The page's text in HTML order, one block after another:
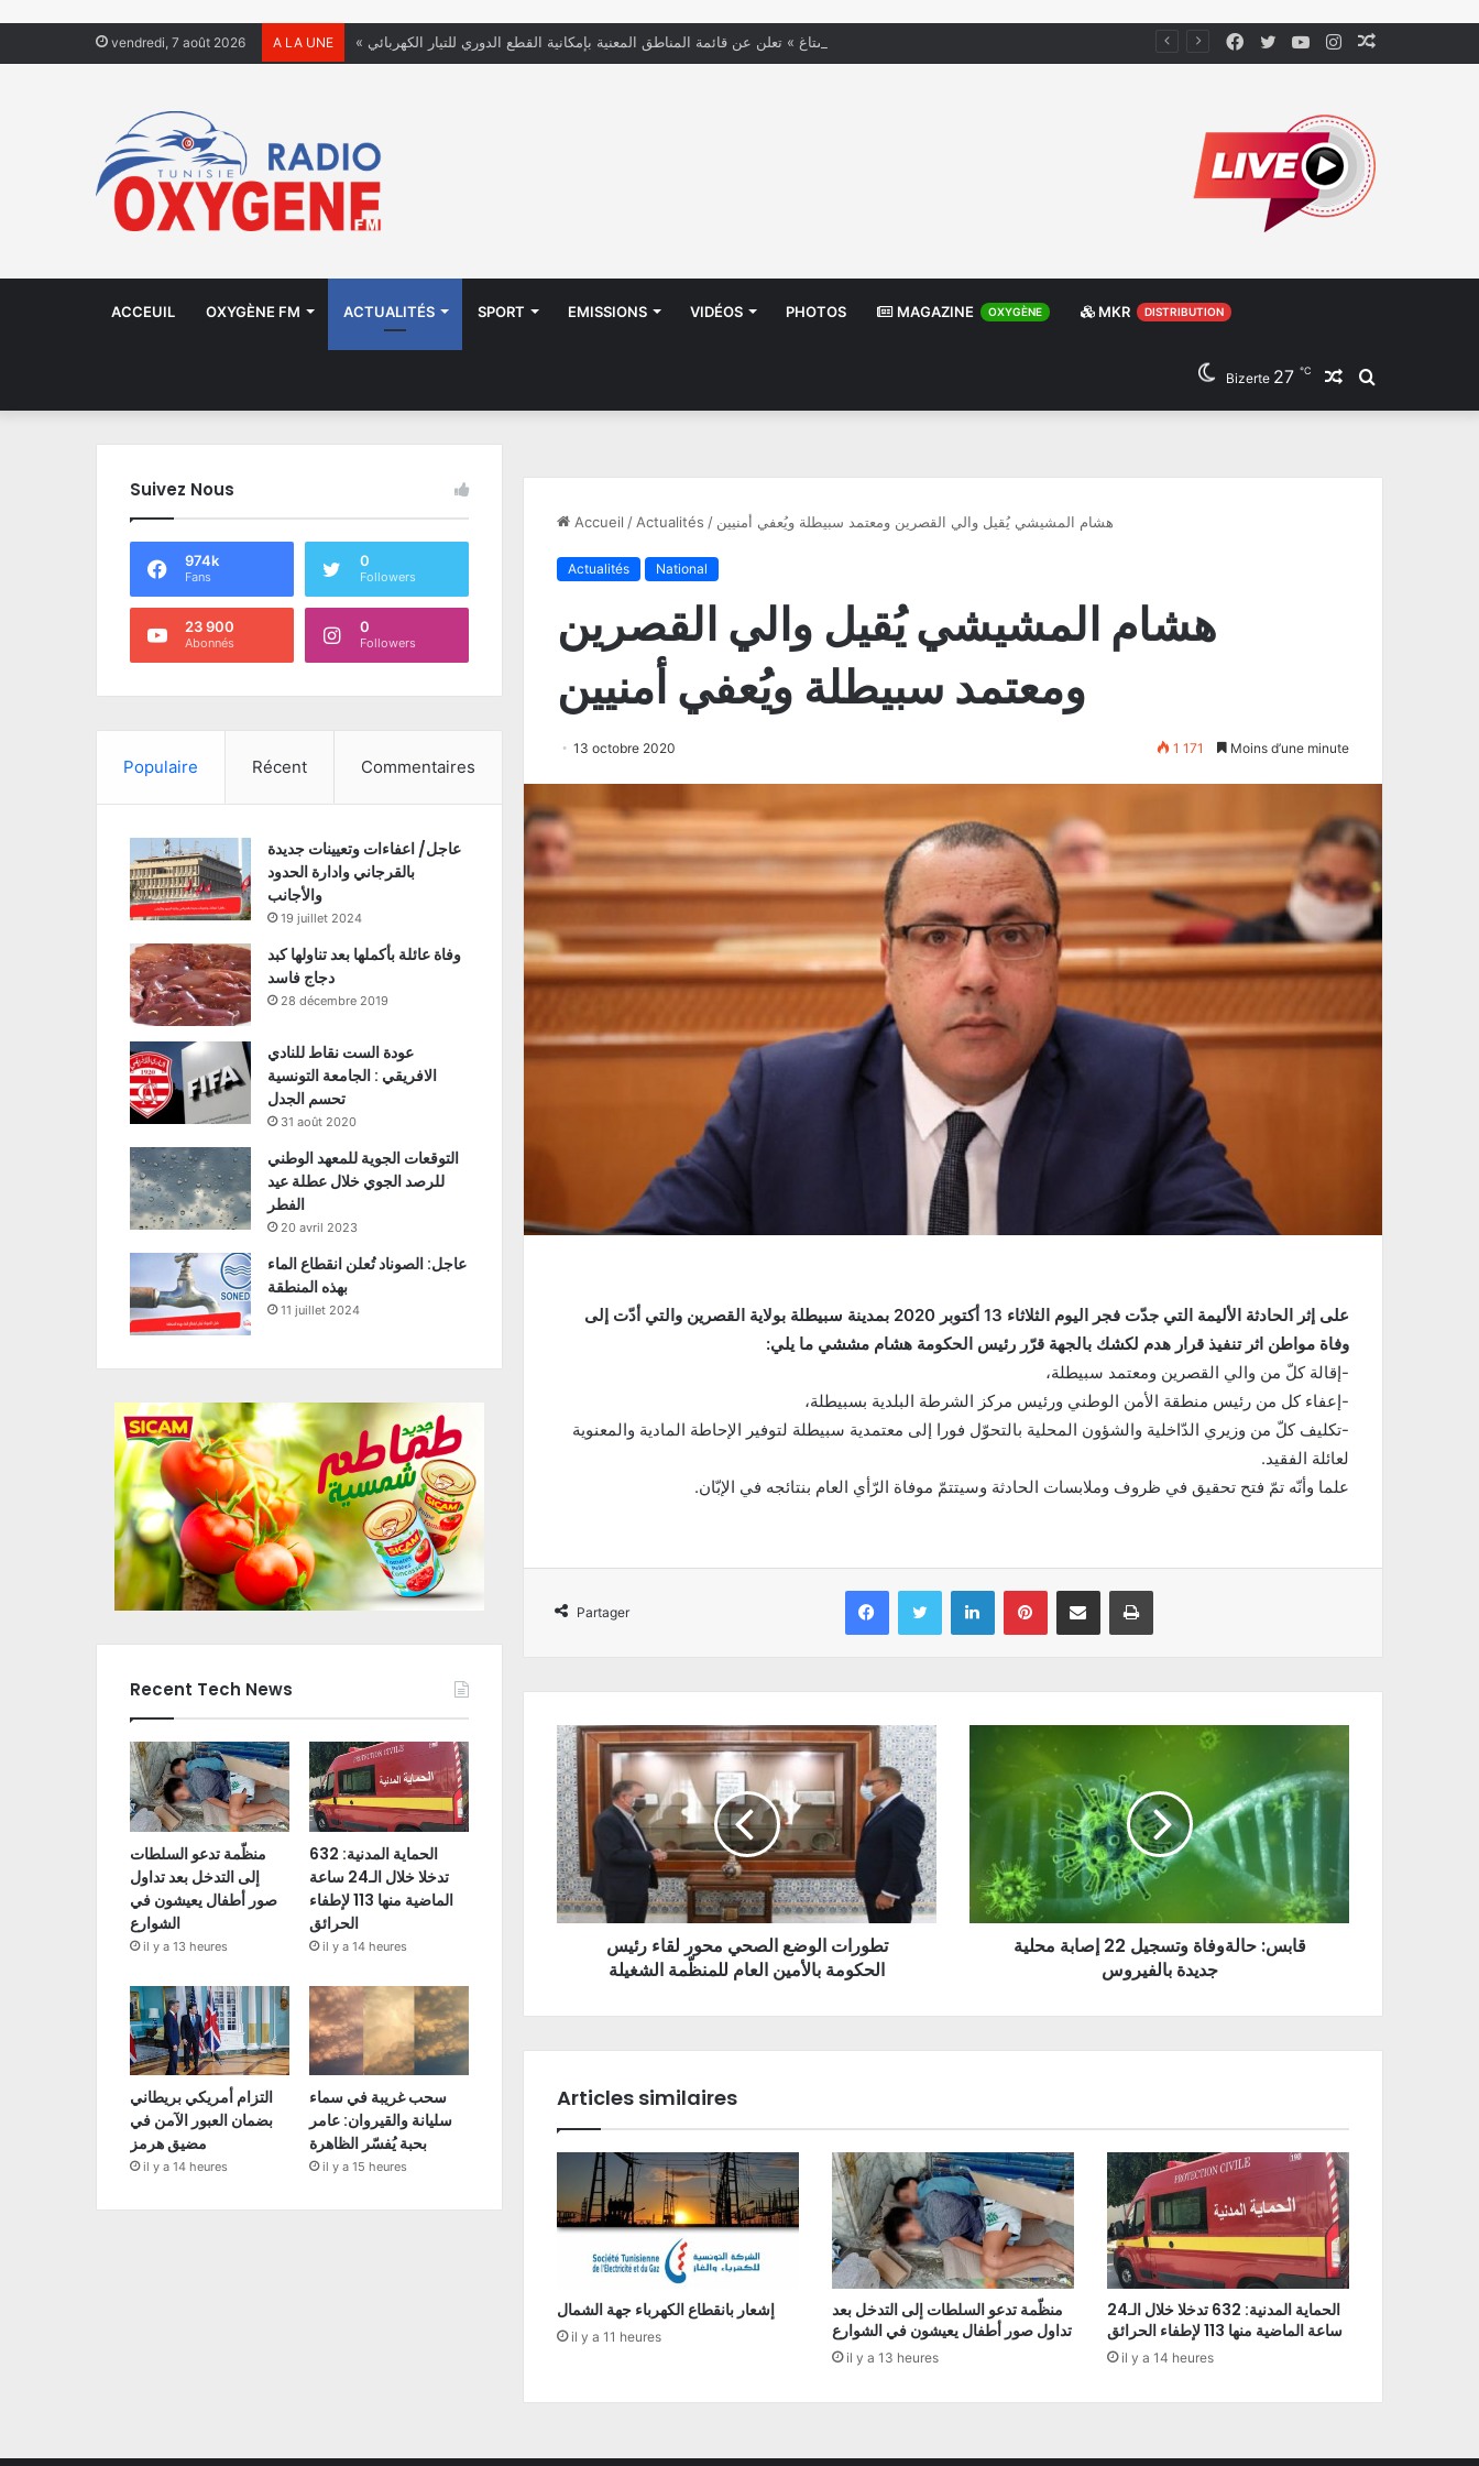
vendredi, 7 août 2026 A LA UNE « الستاغ » تعلن عن قائمة المناطق المعنية بإمكانية القطع الدوري للتيار الكهربائي Instagram
YouTube
Twitter
Facebook
ACCEUIL OXYGÈNE FM ACTUALITÉS SPORT EMISSIONS VIDÉOS PHOTOS MAGAZINE OXYGÈNE MKR DISTRIBUTION
Rechercher
Article
Bizerte 27 ℃
Accueil / Actualités / هشام المشيشي يُقيل والي القصرين ومعتمد سبيطلة ويُعفي أمنيين
Actualités National
هشام المشيشي يُقيل والي القصرين
ومعتمد سبيطلة ويُعفي أمنيين
13 octobre 2020 1 171 Moins d’une minute
على إثر الحادثة الأليمة التي جدّت فجر اليوم الثلاثاء 13 أكتوبر 2020 بمدينة سبيطلة بولاية القصرين والتي أدّت إلى
وفاة مواطن اثر تنفيذ قرار هدم لكشك بالجهة قرّر رئيس الحكومة هشام مششي ما يلي:
-إقالة كلّ من والي القصرين ومعتمد سبيطلة،
-إعفاء كل من رئيس منطقة الأمن الوطني ورئيس مركز الشرطة البلدية بسبيطلة،
-تكليف كلّ من وزيري الدّاخلية والشؤون المحلية بالتحوّل فورا إلى معتمدية سبيطلة لتوفير الإحاطة المادية والمعنوية
لعائلة الفقيد.
علما وأنّه تمّ فتح تحقيق في ظروف وملابسات الحادثة وسيتتمّ موفاة الرّأي العام بنتائجه في الإبّان.
Partager
Facebook Twitter Linkedin Pinterest Partager par email Imprimer
تطورات الوضع الصحي محور لقاء رئيس
الحكومة بالأمين العام للمنظّمة الشغيلة
قابس: حالةوفاة وتسجيل 22 إصابة محلية
جديدة بالفيروس
Articles similaires
إشعار بانقطاع الكهرباء جهة الشمال
il y a 11 heures
منظّمة تدعو السلطات إلى التدخل بعد
تداول صور أطفال يعيشون في الشوارع
il y a 13 heures
الحماية المدنية: 632 تدخلا خلال الـ24
ساعة الماضية منها 113 لإطفاء الحرائق
il y a 14 heures
Suivez Nous
974k
Fans
0
Followers
23 900
Abonnés
0
Followers
Populaire Récent Commentaires
عاجل/ اعفاءات وتعيينات جديدة
بالقرجاني وادارة الحدود
والأجانب
19 juillet 2024
وفاة عائلة بأكملها بعد تناولها كبد
دجاج فاسد
28 décembre 2019
عودة الست نقاط للنادي
الافريقي : الجامعة التونسية
تحسم الجدل
31 août 2020
التوقعات الجوية للمعهد الوطني
للرصد الجوي خلال عطلة عيد
الفطر
20 avril 2023
عاجل: الصوناد تُعلن انقطاع الماء
بهذه المنطقة
11 juillet 2024
Recent Tech News
منظّمة تدعو السلطات
إلى التدخل بعد تداول
صور أطفال يعيشون في
الشوارع
il y a 13 heures
الحماية المدنية: 632
تدخلا خلال الـ24 ساعة
الماضية منها 113 لإطفاء
الحرائق
il y a 14 heures
التزام أمريكي بريطاني
بضمان العبور الآمن في
مضيق هرمز
il y a 14 heures
سحب غريبة في سماء
سليانة والقيروان: عامر
بحبة يُفسّر الظاهرة
il y a 15 heures